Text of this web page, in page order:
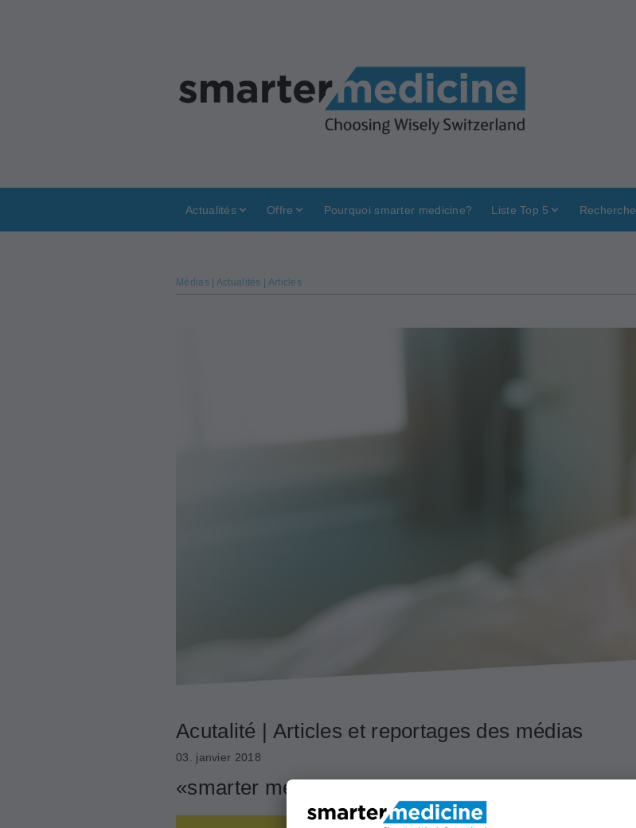
Actualités Offre Pourquoi smarter medicine? Liste Top 5 Recherche
Médias | Actualités | Articles
Acutalité | Articles et reportages des médias
03. janvier 2018
«smarter medicine»: la liste «Top-5» de la SSC
Depuis quelques années, la Société suisse